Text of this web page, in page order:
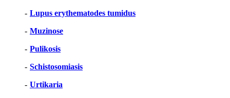
- Lupus erythematodes tumidus
- Muzinose
- Pulikosis
- Schistosomiasis
- Urtikaria